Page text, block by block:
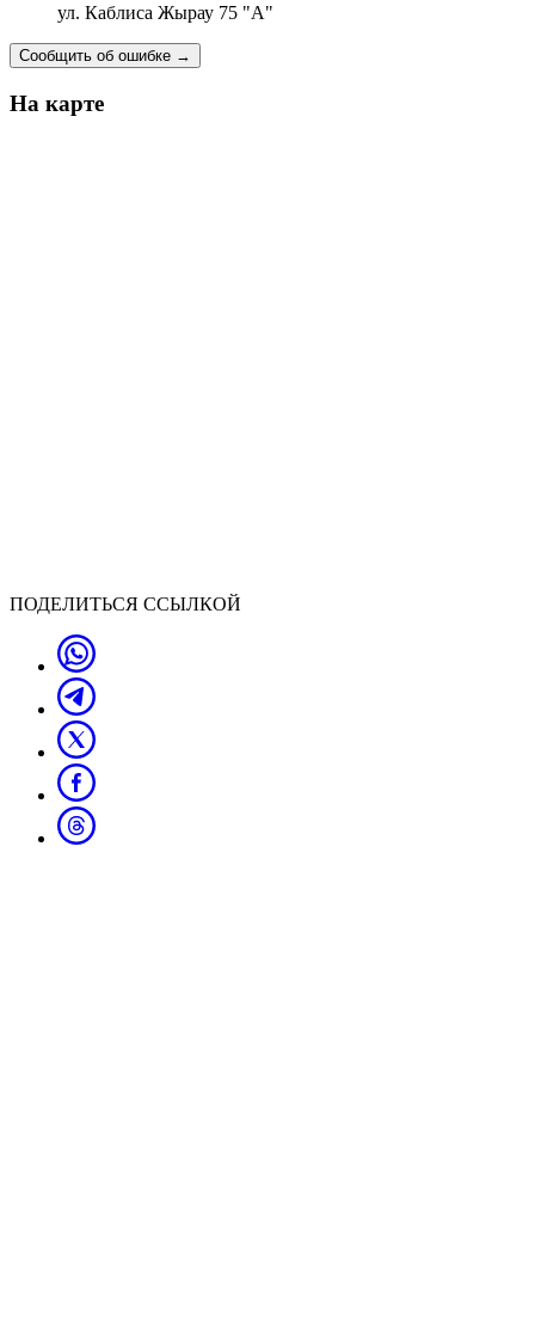
ул. Каблиса Жырау 75 "А"
Сообщить об ошибке →
На карте
ПОДЕЛИТЬСЯ ССЫЛКОЙ